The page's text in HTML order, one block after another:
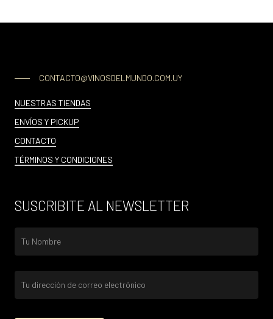
CONTACTO@VINOSDELMUNDO.COM.UY
NUESTRAS TIENDAS
ENVÍOS Y PICKUP
CONTACTO
TÉRMINOS Y CONDICIONES
SUSCRIBITE AL NEWSLETTER